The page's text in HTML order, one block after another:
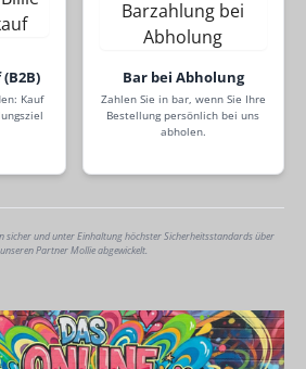
Kauf
Bar bei Abholung
Zahlen Sie in bar, wenn Sie Ihre
Bestellung persönlich bei uns
abholen.
sicher und unter Einhaltung höchster Sicherheitsstandards über
unseren Partner Mollie abgewickelt.